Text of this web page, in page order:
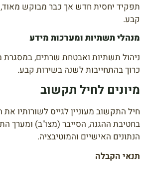
תפקיד יחסית חדש אך כבר מבוקש מאוד,
קבע.
מנהלי תשתיות ומערכות מידע
ניהול תשתיות ואבטחת שרתים, במסגרת
כרוך בהתחייבות לשנה בשירות קבע.
מיונים לחיל תקשוב
בחטיבת ההגנה, הסייבר (מצו"ב) ומערך
הנתונים האישיים והמוטיבציה.
תנאי הקבלה